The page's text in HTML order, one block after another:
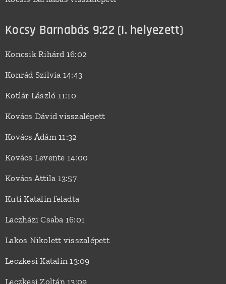
Kocsy Barnabás 9:22 (I. helyezett)
Koncsik Rihárd 16:02
Konrád Szilvia 14:43
Kotlár László 11:10
Kovács Dávid visszalépett
Kovács Ádám 11:32
Kovács Levente 14:00
Kovács Attila 13:57
Kuti Katalin feladta
Laczházi Csaba 16:01
Lakos Nikolett visszalépett
Leczkesi Katalin 13:09
Leczkesi Zoltán 13:09